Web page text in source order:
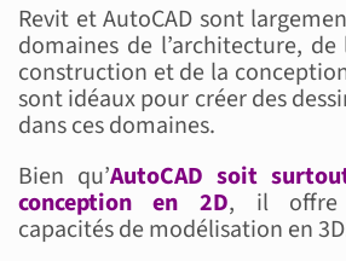
Revit et AutoCAD sont
domaines de l’architecture, de
construction et de la
sont idéaux pour créer des
dans ces domaines.
Bien qu’AutoCAD soit
conception en 2D, il offre
capacités de modélisation en